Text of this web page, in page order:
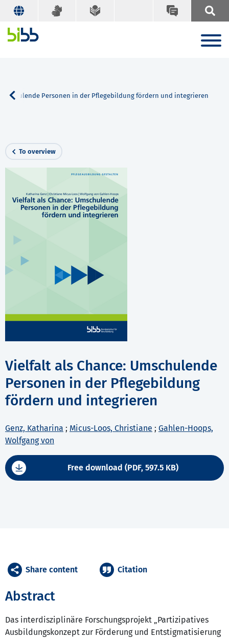
Personen in der Pflegebildung fördern und integrieren
To overview
Vielfalt als Chance: Umschulende
Personen in der Pflegebildung
fördern und integrieren
Genz, Katharina ; Micus-Loos, Christiane ; Gahlen-Hoops,
Wolfgang von
Free download (PDF, 597.5 KB)
Abstract
Das interdisziplinäre Forschungsprojekt „Partizipatives
Ausbildungskonzept zur Förderung und Entstigmatisierung
Share content Citation